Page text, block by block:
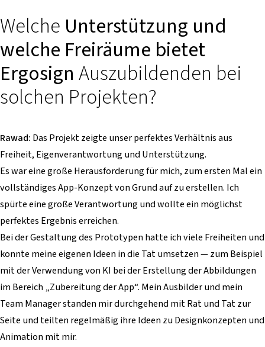
Welche Unterstützung und
welche Freiräume bietet
Ergosign Auszubildenden bei
solchen Projekten?
Rawad: Das Projekt zeigte unser perfektes Verhältnis aus
Freiheit, Eigenverantwortung und Unterstützung.
Es war eine große Herausforderung für mich, zum ersten Mal ein
vollständiges App-Konzept von Grund auf zu erstellen. Ich
spürte eine große Verantwortung und wollte ein möglichst
perfektes Ergebnis erreichen.
Bei der Gestaltung des Prototypen hatte ich viele Freiheiten und
konnte meine eigenen Ideen in die Tat umsetzen — zum Beispiel
mit der Verwendung von KI bei der Erstellung der Abbildungen
im Bereich „Zubereitung der App“. Mein Ausbilder und mein
Team Manager standen mir durchgehend mit Rat und Tat zur
Seite und teilten regelmäßig ihre Ideen zu Designkonzepten und
Animation mit mir.